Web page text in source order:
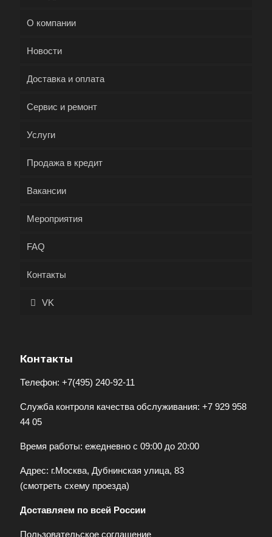
О компании
Новости
Доставка и оплата
Сервис и ремонт
Услуги
Продажа в кредит
Вакансии
Мероприятия
FAQ
Контакты
VK
Контакты
Телефон: +7(495) 240-92-11
Служба контроля качества обслуживания: +7 929 958
44 05
Время работы: ежедневно с 09:00 до 20:00
Адрес: г.Москва, Дубнинская улица, 83
(смотреть схему проезда)
Доставляем по всей России
Пользовательское соглашение